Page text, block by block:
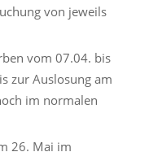
von jeweils
vom 07.04. bis
zur Auslosung am
im normalen
26. Mai im